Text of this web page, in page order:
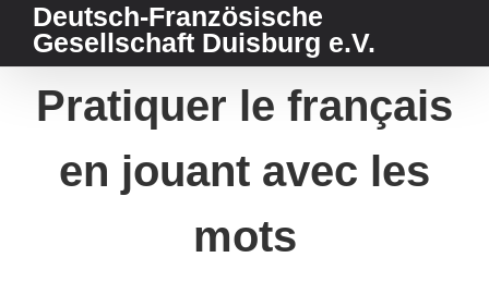
Deutsch-Französische
Gesellschaft Duisburg e.V.
Pratiquer le français
en jouant avec les
mots